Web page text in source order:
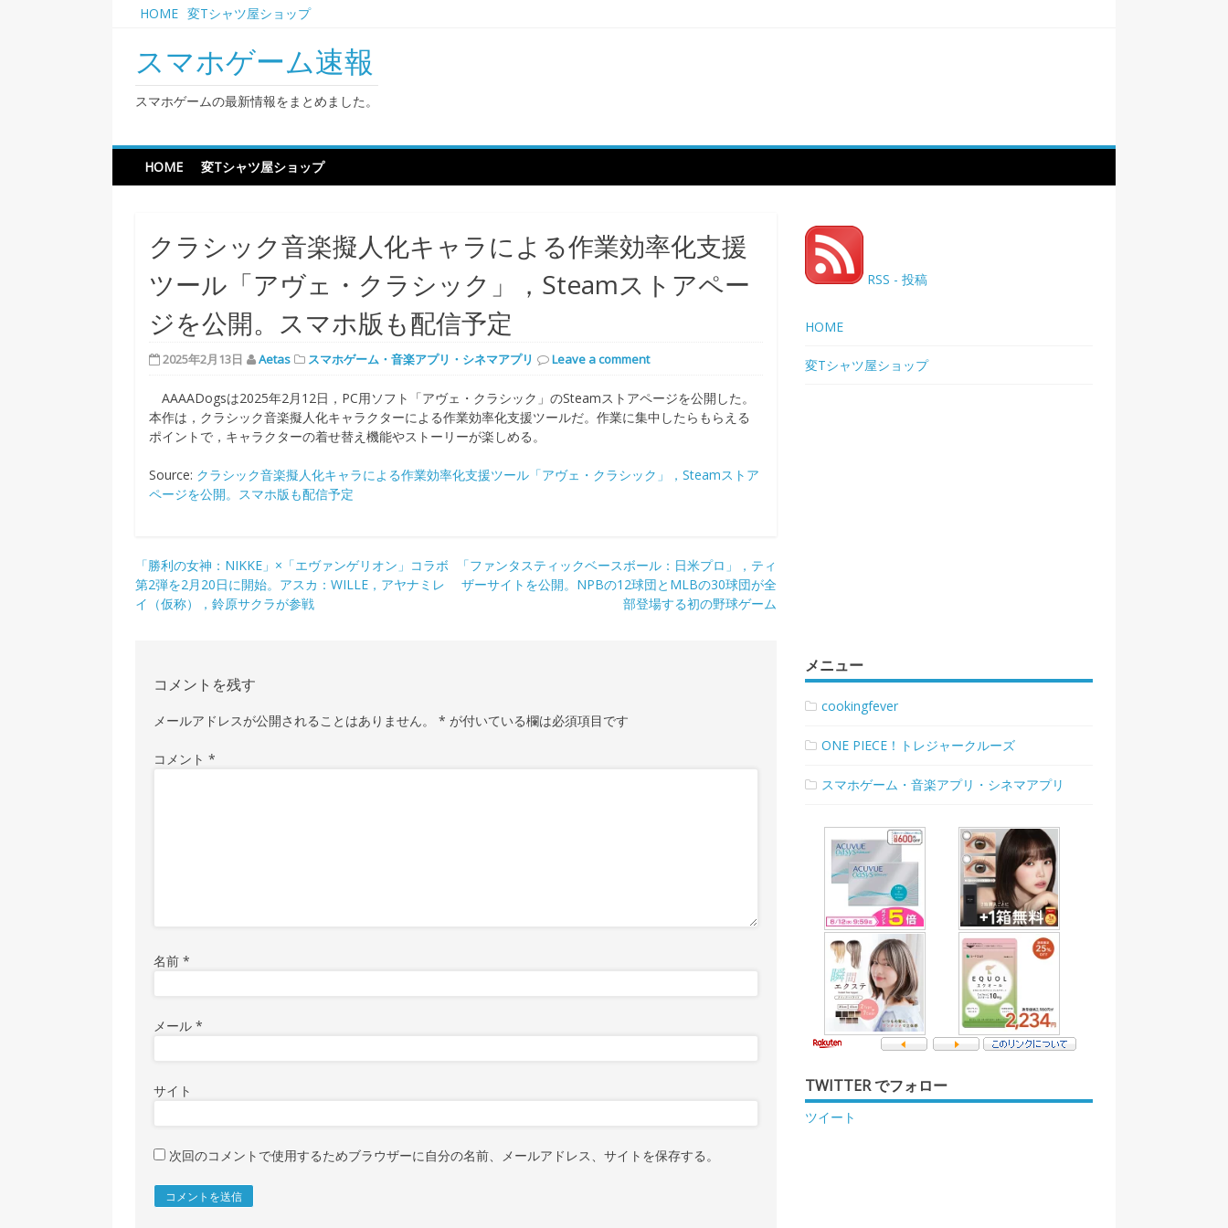
HOME 変Tシャツ屋ショップ
スマホゲーム速報
スマホゲームの最新情報をまとめました。
HOME 変Tシャツ屋ショップ
クラシック音楽擬人化キャラによる作業効率化支援
ツール「アヴェ・クラシック」，Steamストアペー
ジを公開。スマホ版も配信予定
2025年2月13日 Aetas スマホゲーム・音楽アプリ・シネマアプリ Leave a comment
AAAADogsは2025年2月12日，PC用ソフト「アヴェ・クラシック」のSteamストアページを公開した。
本作は，クラシック音楽擬人化キャラクターによる作業効率化支援ツールだ。作業に集中したらもらえる
ポイントで，キャラクターの着せ替え機能やストーリーが楽しめる。
Source: クラシック音楽擬人化キャラによる作業効率化支援ツール「アヴェ・クラシック」，Steamストア
ページを公開。スマホ版も配信予定
投
稿
「勝利の女神：NIKKE」×「エヴァンゲリオン」コラボ
第2弾を2月20日に開始。アスカ：WILLE，アヤナミレ
イ（仮称），鈴原サクラが参戦
「ファンタスティックベースボール：日米プロ」，ティ
ザーサイトを公開。NPBの12球団とMLBの30球団が全
部登場する初の野球ゲーム
コメントを残す
メールアドレスが公開されることはありません。 * が付いている欄は必須項目です
コメント*
名前*
メール*
サイト
次回のコメントで使用するためブラウザーに自分の名前、メールアドレス、サイトを保存する。
RSS - 投稿
HOME
変Tシャツ屋ショップ
メニュー
cookingfever
ONE PIECE！トレジャークルーズ
スマホゲーム・音楽アプリ・シネマアプリ
TWITTER でフォロー
ツイート